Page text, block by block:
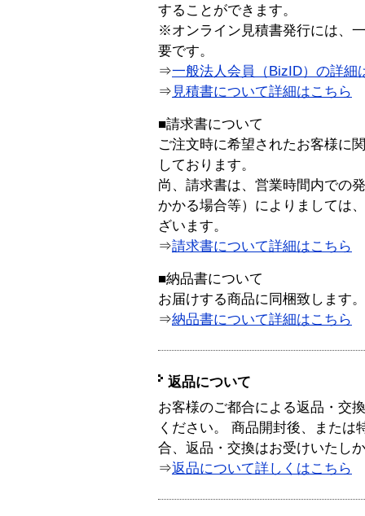
することができます。
※オンライン見積書発行には、
要です。
⇒一般法人会員（BizID）の詳細
⇒ 見積書について詳細はこちら
■請求書について
ご注文時に希望されたお客様に
しております。
尚、請求書は、営業時間内での
かかる場合等）によりましては
ざいます。
⇒請求書について詳細はこちら
■納品書について
お届けする商品に同梱致します。
⇒納品書について詳細はこちら
返品について
お客様のご都合による返品・交
ください。 商品開封後、または
合、返品・交換はお受けいたし
⇒返品について詳しくはこちら